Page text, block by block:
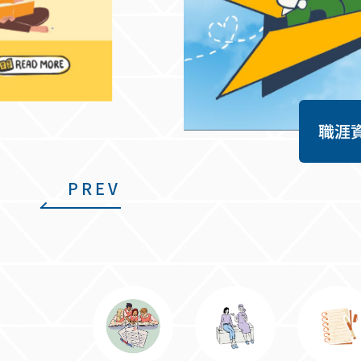
PREV
職涯